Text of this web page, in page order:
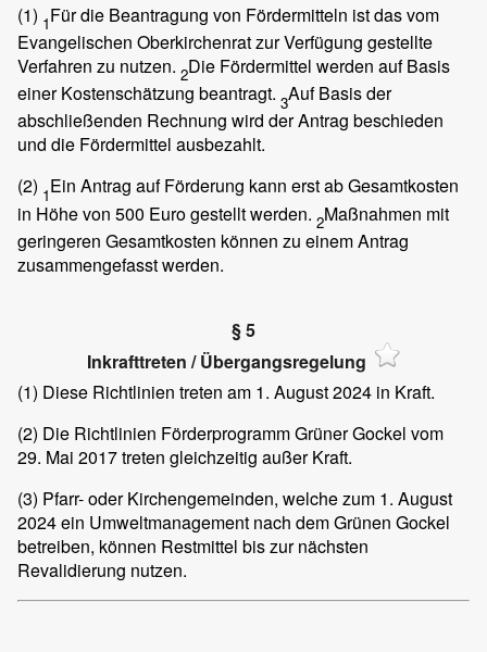
(1) 1Für die Beantragung von Fördermitteln ist das vom
Evangelischen Oberkirchenrat zur Verfügung gestellte
Verfahren zu nutzen. 2Die Fördermittel werden auf Basis
einer Kostenschätzung beantragt. 3Auf Basis der
abschließenden Rechnung wird der Antrag beschieden
und die Fördermittel ausbezahlt.
(2) 1Ein Antrag auf Förderung kann erst ab Gesamtkosten
in Höhe von 500 Euro gestellt werden. 2Maßnahmen mit
geringeren Gesamtkosten können zu einem Antrag
zusammengefasst werden.
§ 5
Inkrafttreten / Übergangsregelung
(1) Diese Richtlinien treten am 1. August 2024 in Kraft.
(2) Die Richtlinien Förderprogramm Grüner Gockel vom
29. Mai 2017 treten gleichzeitig außer Kraft.
(3) Pfarr- oder Kirchengemeinden, welche zum 1. August
2024 ein Umweltmanagement nach dem Grünen Gockel
betreiben, können Restmittel bis zur nächsten
Revalidierung nutzen.